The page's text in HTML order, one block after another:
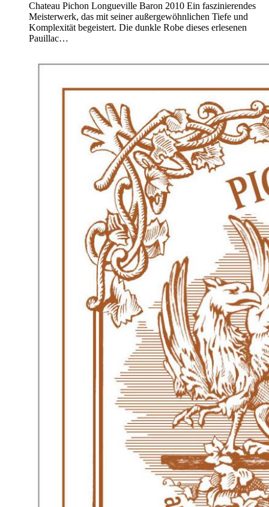
Chateau Pichon Longueville Baron 2010 Ein faszinierendes
Meisterwerk, das mit seiner außergewöhnlichen Tiefe und
Komplexität begeistert. Die dunkle Robe dieses erlesenen
Pauillac…